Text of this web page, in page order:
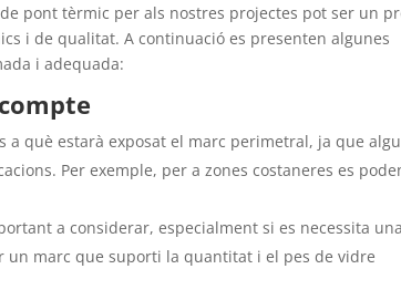
pont tèrmic per als nostres projectes pot ser un
i de qualitat. A continuació es presenten algunes
i adequada:
què estarà exposat el marc perimetral, ja que
Per exemple, per a zones costaneres es
a considerar, especialment si es necessita una
marc que suporti la quantitat i el pes de vidre